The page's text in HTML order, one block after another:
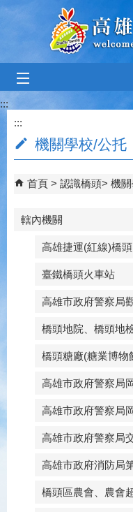
跳到主要內容區塊
:::
:::
機關學校/公托
首頁 認識橋頭 機
轄內機關
高雄捷運(紅線)橋
臺鐵橋頭火車站
高雄市政府警察局
橋頭地院、橋頭地
橋頭糖廠(糖業博物
高雄市政府警察局
高雄市政府警察局
高雄市政府警察局
高雄市政府消防局
橋頭區農會、農會